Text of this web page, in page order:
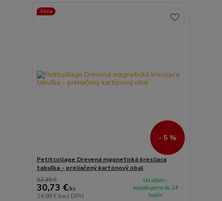
Akcia
- 5 %
Petitcollage Drevená magnetická kresliaca
tabuľka - preliačený kartónový obal
32,35 €
30,73 €/ks
24,98 € bez DPH
skladom -
expedujeme do 24
hodín